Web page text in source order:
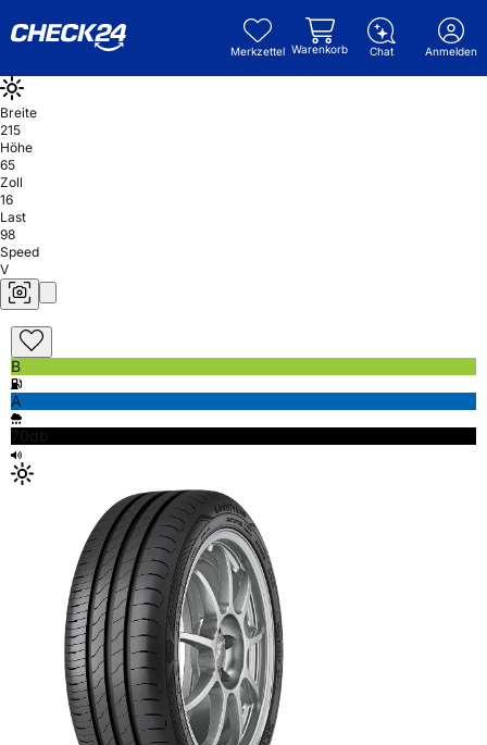
Merkzettel Warenkorb Chat Anmelden
Breite
215
Höhe
65
Zoll
16
Last
98
Speed
V
B
A
70db